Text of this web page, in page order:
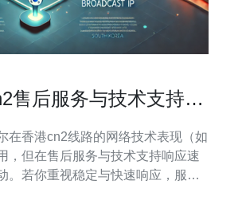
售后服务与技术支持真
在香港cn2线路的网络技术表现（如
，但在售后服务与技术支持响应速
。若你重视稳定与快速响应，服务